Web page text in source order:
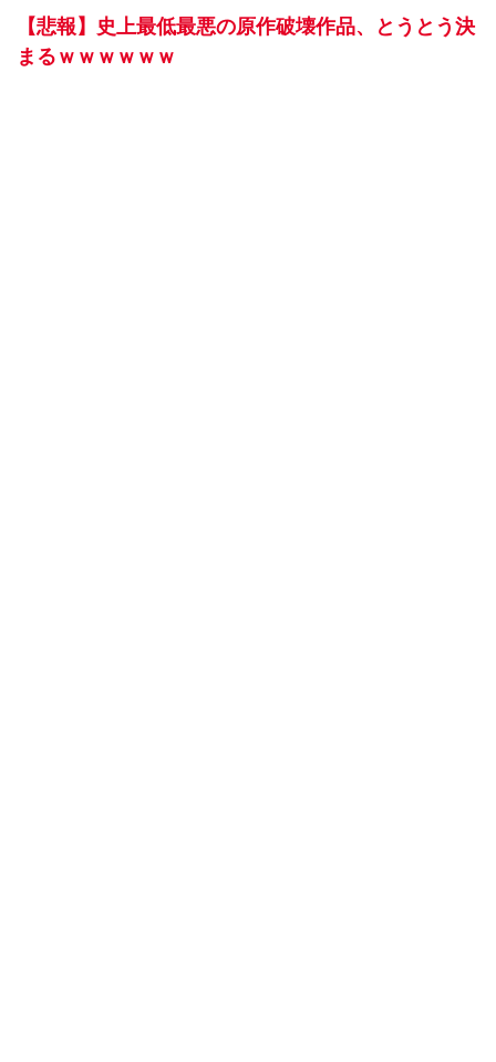
【悲報】史上最低最悪の原作破壊作品、とうとう決
まるｗｗｗｗｗｗ